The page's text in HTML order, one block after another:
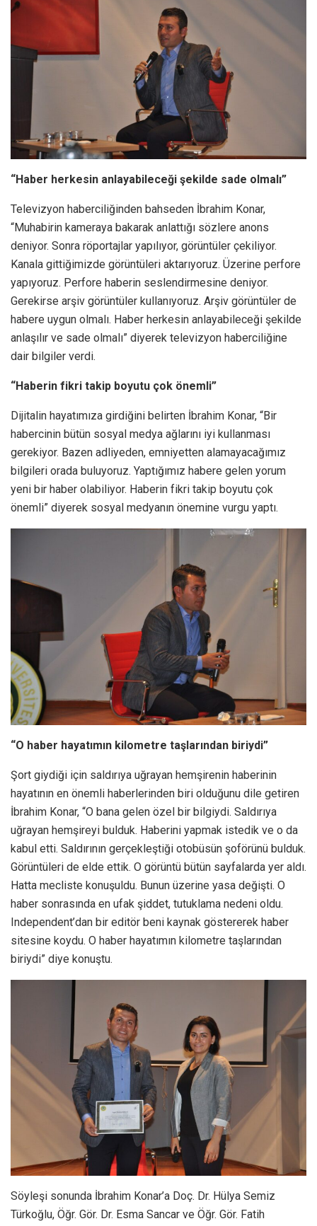
“Haber herkesin anlayabileceği şekilde sade olmalı”
Televizyon haberciliğinden bahseden İbrahim Konar,
“Muhabirin kameraya bakarak anlattığı sözlere anons
deniyor. Sonra röportajlar yapılıyor, görüntüler çekiliyor.
Kanala gittiğimizde görüntüleri aktarıyoruz. Üzerine perfore
yapıyoruz. Perfore haberin seslendirmesine deniyor.
Gerekirse arşiv görüntüler kullanıyoruz. Arşiv görüntüler de
habere uygun olmalı. Haber herkesin anlayabileceği şekilde
anlaşılır ve sade olmalı” diyerek televizyon haberciliğine
dair bilgiler verdi.
“Haberin fikri takip boyutu çok önemli”
Dijitalin hayatımıza girdiğini belirten İbrahim Konar, “Bir
habercinin bütün sosyal medya ağlarını iyi kullanması
gerekiyor. Bazen adliyeden, emniyetten alamayacağımız
bilgileri orada buluyoruz. Yaptığımız habere gelen yorum
yeni bir haber olabiliyor. Haberin fikri takip boyutu çok
önemli” diyerek sosyal medyanın önemine vurgu yaptı.
“O haber hayatımın kilometre taşlarından biriydi”
Şort giydiği için saldırıya uğrayan hemşirenin haberinin
hayatının en önemli haberlerinden biri olduğunu dile getiren
İbrahim Konar, “O bana gelen özel bir bilgiydi. Saldırıya
uğrayan hemşireyi bulduk. Haberini yapmak istedik ve o da
kabul etti. Saldırının gerçekleştiği otobüsün şoförünü bulduk.
Görüntüleri de elde ettik. O görüntü bütün sayfalarda yer aldı.
Hatta mecliste konuşuldu. Bunun üzerine yasa değişti. O
haber sonrasında en ufak şiddet, tutuklama nedeni oldu.
Independent’dan bir editör beni kaynak göstererek haber
sitesine koydu. O haber hayatımın kilometre taşlarından
biriydi” diye konuştu.
Söyleşi sonunda İbrahim Konar’a Doç. Dr. Hülya Semiz
Türkoğlu, Öğr. Gör. Dr. Esma Sancar ve Öğr. Gör. Fatih